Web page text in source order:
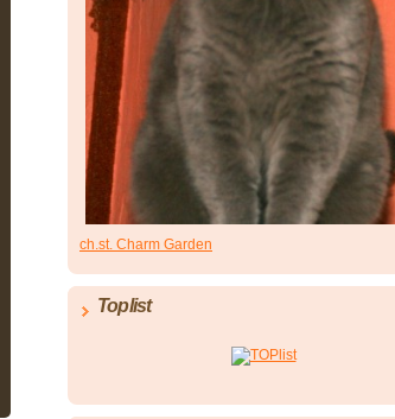
ch.st. Charm Garden
Toplist